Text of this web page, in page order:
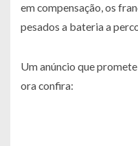
em compensação, os
pesados a bateria a
Um anúncio que
ora confira: